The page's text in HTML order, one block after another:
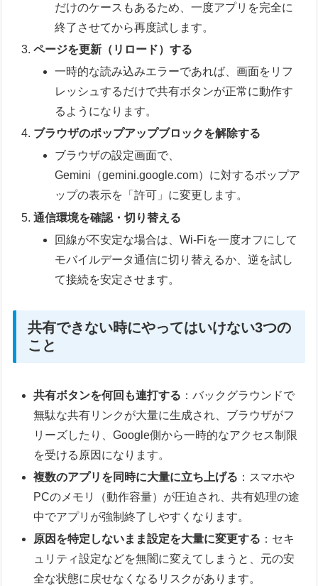
だけのケースもあるため、一度アプリを完全に
終了させてから再度試します。
ページを更新（リロード）する
一時的な読み込みエラーであれば、画面をリフ
レッシュするだけで共有ボタンが正常に動作す
るようになります。
ブラウザのポップアップブロックを解除する
ブラウザの設定画面で、
Gemini（gemini.google.com）に対するポップア
ップの表示を「許可」に変更します。
通信環境を確認・切り替える
回線が不安定な場合は、Wi-Fiを一度オフにして
モバイルデータ通信に切り替えるか、逆を試し
て接続を安定させます。
共有できない時にやってはいけない3つの
こと
共有ボタンを何回も連打する ：バックグラウンドで
無駄な共有リンクが大量に生成され、ブラウザがフ
リーズしたり、Google側から一時的なアクセス制限
を受ける原因になります。
複数のアプリを同時に大量に立ち上げる ：スマホや
PCのメモリ（動作容量）が圧迫され、共有処理の途
中でアプリが強制終了しやすくなります。
原因を特定しないまま設定を大量に変更する ：セキ
ュリティ設定などを無闇に変えてしまうと、元の安
全な状態に戻せなくなるリスクがあります。